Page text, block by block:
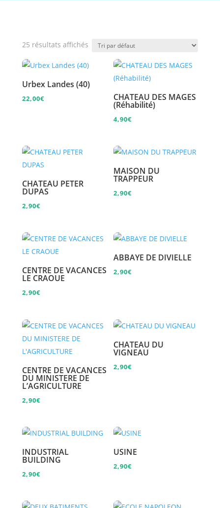
25 résultats affichés
Urbex Landes (40)
22,00€ CHATEAU DES MAGES
(Réhabilité)
4,90€
CHATEAU PETER
DUPAS
2,90€
MAISON DU
TRAPPEUR
2,90€
CENTRE DE VACANCES
LE CRAOUE
2,90€
ABBAYE DE DIVIELLE
2,90€
CENTRE DE VACANCES
DU MINISTERE DE
L’AGRICULTURE
2,90€
CHATEAU DU
VIGNEAU
2,90€
INDUSTRIAL
BUILDING
2,90€
USINE
2,90€